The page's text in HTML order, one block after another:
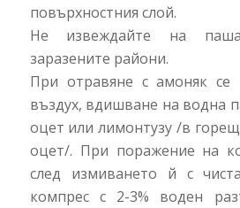
повърхностния слой.
Не извеждайте на
заразените райони.
При отравяне с амоняк се
въздух, вдишване на водна
оцет или лимонтузу /в
оцет/. При поражение на
след измиването й с
компрес с 2-3% воден